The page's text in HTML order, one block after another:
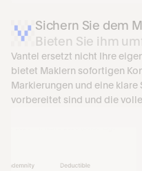
Sichern Sie dem
Bieten Sie ihm
Vantel ersetzt nicht Ihre
bietet Maklern sofortigen
Markierungen und eine
vorbereitet sind und die
HAFTPFLICHTVERSICHERUNG
Facility Services LLC